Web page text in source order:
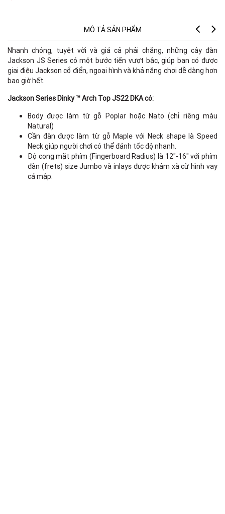
MÔ TẢ SẢN PHẨM
Nhanh chóng, tuyệt vời và giá cả phải chăng, những cây đàn
Jackson JS Series có một bước tiến vượt bậc, giúp bạn có được
giai điệu Jackson cổ điển, ngoại hình và khả năng chơi dễ dàng hơn
bao giờ hết.
Jackson Series Dinky ™ Arch Top JS22 DKA có:
Body được làm từ gỗ Poplar hoặc Nato (chỉ riêng màu
Natural)
Cần đàn được làm từ gỗ Maple với Neck shape là Speed
Neck giúp người chơi có thể đánh tốc độ nhanh.
Độ cong mặt phím (Fingerboard Radius) là 12"-16" với phím
đàn (frets) size Jumbo và inlays được khảm xà cừ hình vay
cá mập.